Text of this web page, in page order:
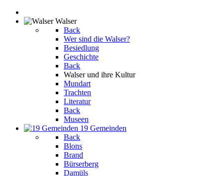
Walser
Back
Wer sind die Walser?
Besiedlung
Geschichte
Back
Walser und ihre Kultur
Mundart
Trachten
Literatur
Back
Museen
19 Gemeinden
Back
Blons
Brand
Bürserberg
Damüls